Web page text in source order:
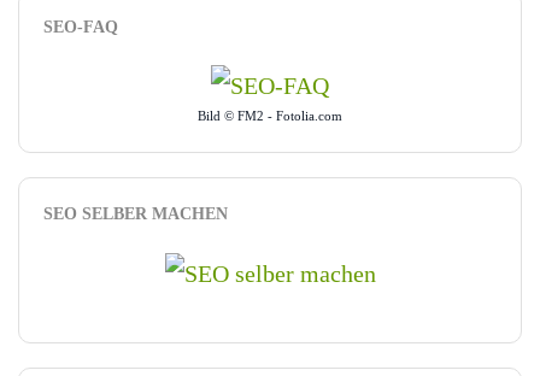
SEO-FAQ
Bild © FM2 - Fotolia.com
SEO SELBER MACHEN